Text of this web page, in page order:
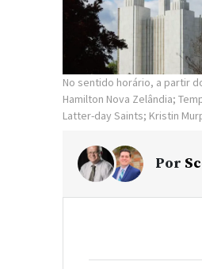
No sentido horário, a partir
Hamilton Nova Zelândia;
Latter-day Saints; Kristin
Por